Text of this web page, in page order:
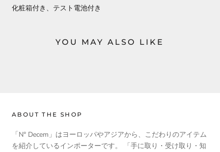
化粧箱付き、テスト電池付き
YOU MAY ALSO LIKE
ABOUT THE SHOP
「N° Decem」はヨーロッパやアジアから、こだわりのアイテム
を紹介しているインポーターです。 「手に取り・受け取り・知